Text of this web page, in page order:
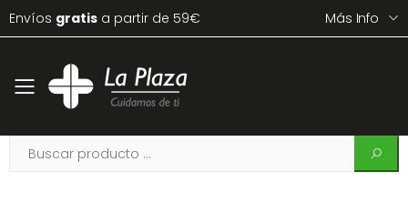
Envíos gratis a partir de 59€ Más Info
Toggle mobile menu